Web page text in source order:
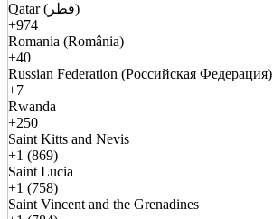
Qatar (قطر)
+974
Romania (România)
+40
Russian Federation (Российская Федерация)
+7
Rwanda
+250
Saint Kitts and Nevis
+1 (869)
Saint Lucia
+1 (758)
Saint Vincent and the Grenadines